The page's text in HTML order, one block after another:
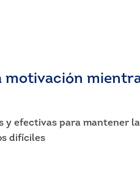
motivación
y efectivas para mantener
difíciles